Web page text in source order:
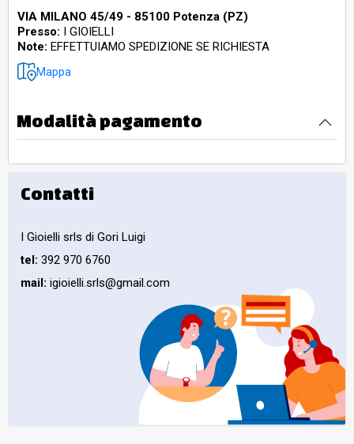
VIA MILANO 45/49 - 85100 Potenza (PZ)
Presso: I GIOIELLI
Note: EFFETTUIAMO SPEDIZIONE SE RICHIESTA
Mappa
Modalità pagamento
Contatti
I Gioielli srls di Gori Luigi
tel: 392 970 6760
mail: igioielli.srls@gmail.com